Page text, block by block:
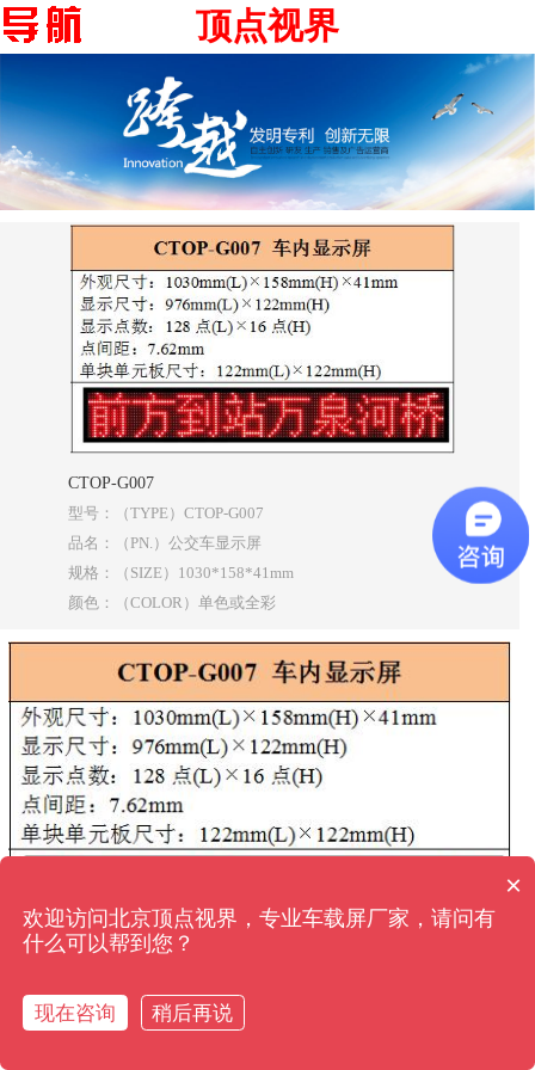
顶点视界
CTOP-G007
型号：（TYPE）CTOP-G007
品名：（PN.）公交车显示屏
规格：（SIZE）1030*158*41mm
颜色：（COLOR）单色或全彩
版权所有：北京顶点视界交通科技有限公司 Copyright © 2022 All Rights Reserved
ICP备2022002017号-2
×
欢迎访问北京顶点视界，专业车载屏厂家，请问有
什么可以帮到您？
现在咨询
稍后再说
在线咨询